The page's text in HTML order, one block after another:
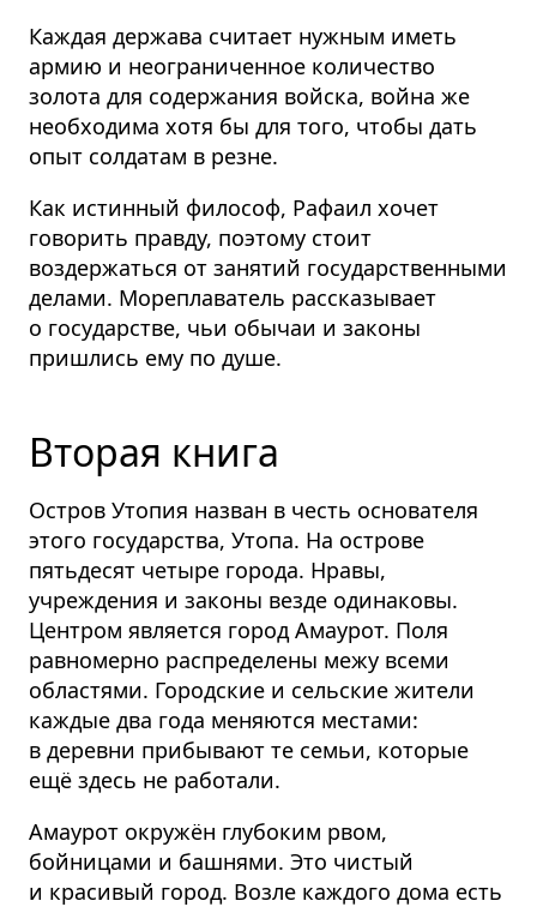
Каждая держава считает нужным иметь
армию и неограниченное количество
золота для содержания войска, война же
необходима хотя бы для того, чтобы дать
опыт солдатам в резне.
Как истинный философ, Рафаил хочет
говорить правду, поэтому стоит
воздержаться от занятий государ­ственными
делами. Мореплаватель рассказывает
о государстве, чьи обычаи и законы
пришлись ему по душе.
Вторая книга
Остров Утопия назван в честь основателя
этого государства, Утопа. На острове
пятьдесят четыре города. Нравы,
учреждения и законы везде одинаковы.
Центром является город Амаурот. Поля
равномерно распределены межу всеми
областями. Городские и сельские жители
каждые два года меняются местами:
в деревни прибывают те семьи, которые
ещё здесь не работали.
Амаурот окружён глубоким рвом,
бойницами и башнями. Это чистый
и красивый город. Возле каждого дома есть